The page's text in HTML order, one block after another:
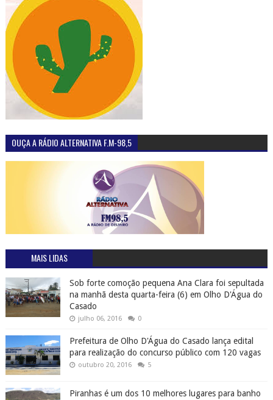
OUÇA A RÁDIO ALTERNATIVA F.M-98,5
MAIS LIDAS
Sob forte comoção pequena Ana Clara foi sepultada
na manhã desta quarta-feira (6) em Olho D'Água do
Casado
julho 06, 2016 0
Prefeitura de Olho D'Água do Casado lança edital
para realização do concurso público com 120 vagas
outubro 20, 2016 5
Piranhas é um dos 10 melhores lugares para banho